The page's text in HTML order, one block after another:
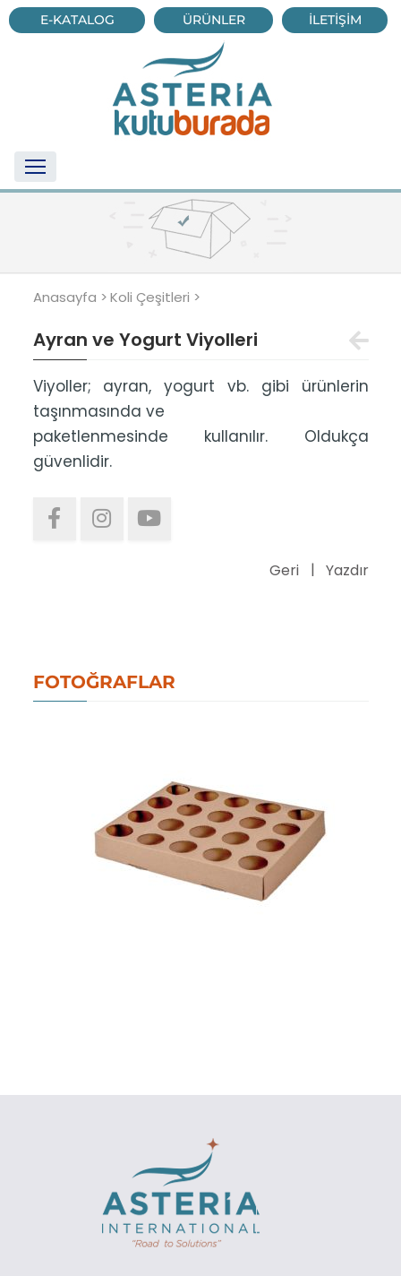
E-KATALOG ÜRÜNLER İLETİŞİM
Anasayfa >Koli Çeşitleri >
Ayran ve Yogurt Viyolleri
Viyoller; ayran, yogurt vb. gibi ürünlerin
taşınmasında ve
paketlenmesinde kullanılır. Oldukça
güvenlidir.
Geri Yazdır
FOTOĞRAFLAR